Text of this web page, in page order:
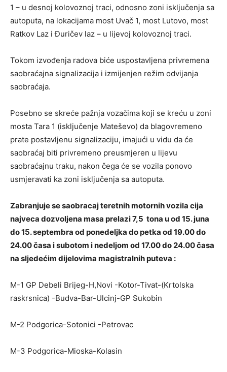
1 – u desnoj kolovoznoj traci, odnosno zoni isključenja sa
autoputa, na lokacijama most Uvač 1, most Lutovo, most
Ratkov Laz i Đuričev laz – u lijevoj kolovoznoj traci.
Tokom izvođenja radova biće uspostavljena privremena
saobraćajna signalizacija i izmijenjen režim odvijanja
saobraćaja.
Posebno se skreće pažnja vozačima koji se kreću u zoni
mosta Tara 1 (isključenje Mateševo) da blagovremeno
prate postavljenu signalizaciju, imajući u vidu da će
saobraćaj biti privremeno preusmjeren u lijevu
saobraćajnu traku, nakon čega će se vozila ponovo
usmjeravati ka zoni isključenja sa autoputa.
Zabranjuje se saobracaj teretnih motornih vozila cija
najveca dozvoljena masa prelazi 7,5 tona u od 15. juna
do 15. septembra od ponedeljka do petka od 19.00 do
24.00 časa i subotom i nedeljom od 17.00 do 24.00 časa
na sljedećim dijelovima magistralnih puteva :
M-1 GP Debeli Brijeg-H,Novi -Kotor-Tivat-(Krtolska
raskrsnica) -Budva-Bar-Ulcinj-GP Sukobin
M-2 Podgorica-Sotonici -Petrovac
M-3 Podgorica-Mioska-Kolasin